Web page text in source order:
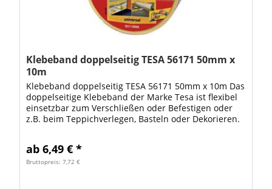
Klebeband doppelseitig TESA 56171 50mm x
10m
Klebeband doppelseitig TESA 56171 50mm x 10m Das
doppelseitige Klebeband der Marke Tesa ist flexibel
einsetzbar zum Verschließen oder Befestigen oder
z.B. beim Teppichverlegen, Basteln oder Dekorieren.
ab 6,49 € *
Bruttopreis: 7,72 €